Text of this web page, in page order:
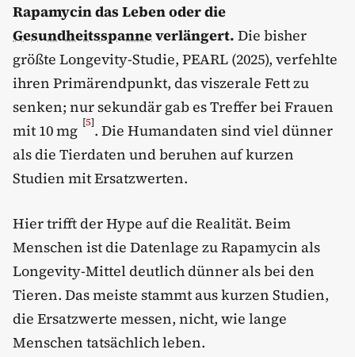
Rapamycin das Leben oder die
Gesundheitsspanneverlängert. Die bisher
größte Longevity-Studie, PEARL (2025), verfehlte
ihren Primärendpunkt, das viszerale Fett zu
senken; nur sekundär gab es Treffer bei Frauen
mit 10 mg [5]. Die Humandaten sind viel dünner
als die Tierdaten und beruhen auf kurzen
Studien mit Ersatzwerten.
Hier trifft der Hype auf die Realität. Beim
Menschen ist die Datenlage zu Rapamycin als
Longevity-Mittel deutlich dünner als bei den
Tieren. Das meiste stammt aus kurzen Studien,
die Ersatzwerte messen, nicht, wie lange
Menschen tatsächlich leben.